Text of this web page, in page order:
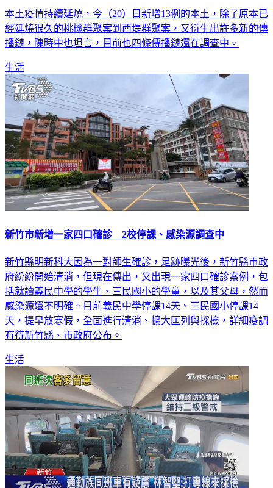
本土疫情持續延燒，今（20）日新增13例的本土，除了原本已
經延燒很久的桃機群聚案到西堤群聚案，又衍生出許多新的傳
播鏈，陳時中也坦言，目前也四條傳播鏈還在調查中。
生活
新竹市新增一家四口確診 2校停課、感染源調查中
新竹縣明新科大因為一對師生確診，足跡曝光後，新竹縣市政
府紛紛開始清消，但現在傳出，又出現一家四口確診案例，包
括就讀義民中學的學生、三民國小的學童，以及其父母，然而
感染源還不明確。目前義民中學停課14天、三民國小停課14
天，提早放寒假，全面進行清消、擴大匡列與採檢，詳細疫調
有待新竹縣、市政府公布。
生活